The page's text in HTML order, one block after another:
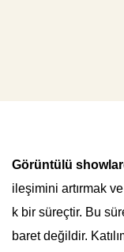
Görüntülü
ileşimini artırmak
k bir süreçtir. Bu
baret değildir.